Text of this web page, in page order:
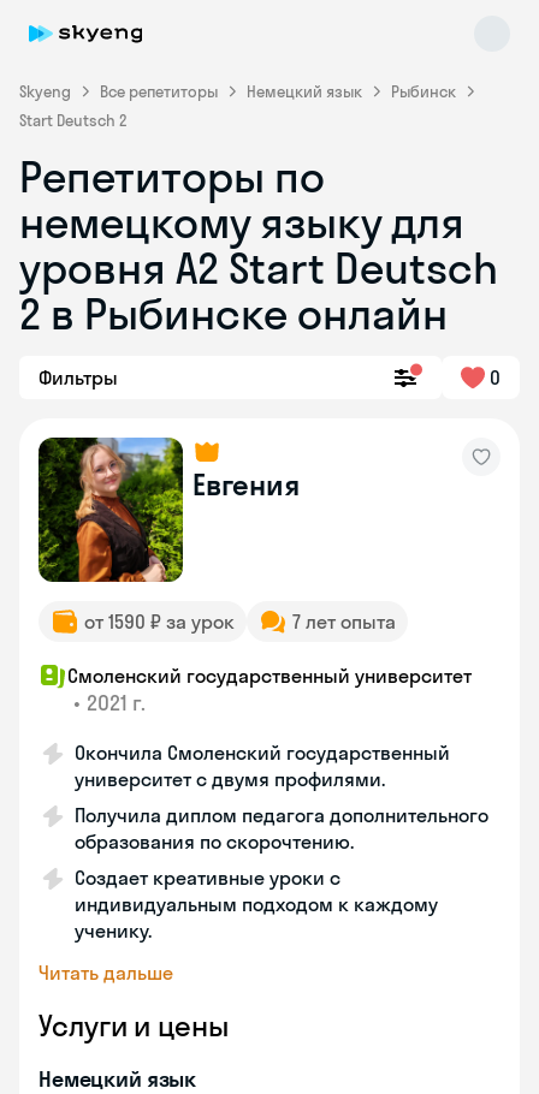
Skyeng Все репетиторы Немецкий язык
Рыбинск
Start Deutsch 2
Репетиторы по
немецкому языку для
уровня A2 Start Deutsch
2 в Рыбинске онлайн
Фильтры 0
Евгения
от 1590 ₽ за урок 7 лет опыта
Смоленский государственный университет
• 2021 г.
Окончила Смоленский государственный
университет с двумя профилями.
Получила диплом педагога дополнительного
образования по скорочтению.
Создает креативные уроки с
индивидуальным подходом к каждому
ученику.
Читать дальше
Услуги и цены
Немецкий язык
Skyeng Chat